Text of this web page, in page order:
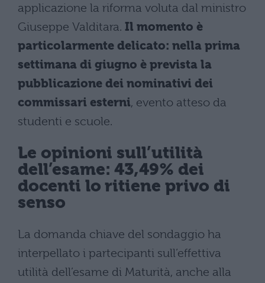
applicazione la riforma voluta dal ministro
Giuseppe Valditara. Il momento è
particolarmente delicato: nella prima
settimana di giugno è prevista la
pubblicazione dei nominativi dei
commissari esterni, evento atteso da
studenti e scuole.
Le opinioni sull’utilità
dell’esame: 43,49% dei
docenti lo ritiene privo di
senso
La domanda chiave del sondaggio ha
interpellato i partecipanti sull’effettiva
utilità dell’esame di Maturità, anche alla